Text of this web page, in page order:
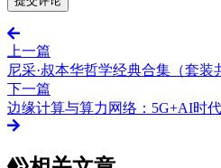
上一篇
尼采·叔本华哲学经典合集（套装
下一篇
边缘计算与算力网络：5G+AI时